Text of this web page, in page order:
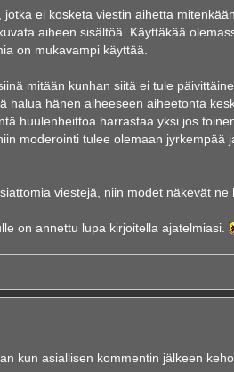
ei kosketa viestin aihetta
aiheen sisältöä. Käyttäkää
on mukavampi käyttää.
mitään kunhan siitä ei tule
halua hänen aiheeseen aiheetonta
huulenheittoa harrastaa yksi jos
moderointi tulee olemaan jyrkempää
viestejä, niin modet näkevät ne
on annettu lupa kirjoitella ajatelmiasi.
kun asiallisen kommentin jälkeen